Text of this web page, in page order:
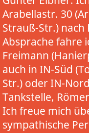
Arabellastr. 30
Strauß-Str.)
Absprache fahre
Freimann
auch in IN-Süd
Str.) oder IN-
Tankstelle,
Ich freue mich
sympathische